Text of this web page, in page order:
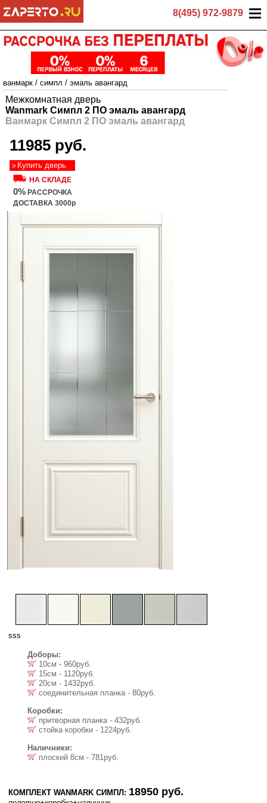
8(495) 972-9879
ванмарк / симпл / эмаль авангард
Межкомнатная дверь
Wanmark Симпл 2 ПО эмаль авангард
Ванмарк Симпл 2 ПО эмаль авангард
11985 руб.
Купить дверь
НА СКЛАДЕ
0% РАССРОЧКА
ДОСТАВКА 3000р
sss
Доборы:
10см - 960руб.
15см - 1120руб.
20см - 1432руб.
соединительная планка - 80руб.
Коробки:
притворная планка - 432руб.
стойка коробки - 1224руб.
Наличники:
плоский 8см - 781руб.
КОМПЛЕКТ WANMARK СИМПЛ: 18950 руб.